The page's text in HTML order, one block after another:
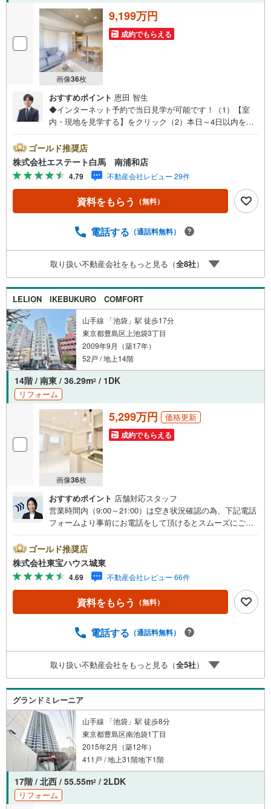
画像36枚
9,199万円
成約でもらえる
おすすめポイント 恩田 智生
◆インターネット予約で当日見学が可能です！（1）【室
内・現地を見学する】をクリック（2）本日～4日以内をご
ください。◆10:00～21:00はお電話でのお問い合わせがス
ムーズです。●駅徒歩約7分・南西×南東角部屋●ペットと一
緒に暮らせます（細則有）●2026年7月リノベーション完成
【Yahoo！ 不動産キャンペーン対象店舗です】 当店で物
件を成約するとPayPayボーナスをプレゼント！◆エステー
ト白馬の5大サポート◆1.FP相談サポート社外のファイナ
ービス新築住宅は2年、中古住宅は半年の設備修理サービス
士同行サービス目視検査やリフォーム費用をお伝えするな
どの無料サービス5.お引渡し後もしっかりサポートCSサポ
ート室がお引渡し後のお悩みもしっかりサポートします
ゴールド推奨店
株式会社エステート白馬 南浦和店
4.79 不動産会社レビュー 29件
資料をもらう （無料）
電話する （通話料無料）
取り扱い不動産会社をもっと見る（全8社）
LELION IKEBUKURO COMFORT
山手線 「池袋」駅 徒歩17分
東京都豊島区上池袋3丁目
2009年9月（築17年）
52戸 / 地上14階
14階 / 南東 / 36.29m2 / 1DK
リフォーム
画像36枚
5,299万円 価格更新
成約でもらえる
おすすめポイント 店舗対応スタッフ
営業時間内（9:00～21:00）は空き状況確認の為、下記電話
フォームより事前にお電話をして頂けるとスムーズにご案
カレンダーの作成▽ご購入後もお客様の人生のパートナー
として暮らしの「安心」を守り続けます。【Yahoo！ 不動
産キャンペーン対象店舗】当店で物件を成約するとPayPay
ボーナスライトがもらえる「Yahoo！ 不動産 物件ご成約キ
ャンペーン」の対象になります。「資料をもらう」「見学
予約をする」ボタンからお問い合わせください。※必ずYah
スライトは出金と譲渡はできません。ご案内・詳細な資料
（諸費用もOK）お気軽にお問い合わせください。
ゴールド推奨店
株式会社東宝ハウス城東
4.69 不動産会社レビュー 66件
資料をもらう （無料）
電話する （通話料無料）
取り扱い不動産会社をもっと見る（全5社）
グランドミレーニア
山手線 「池袋」駅 徒歩8分
東京都豊島区南池袋1丁目
2015年2月（築12年）
411戸 / 地上31階地下1階
17階 / 北西 / 55.55m2 / 2LDK
リフォーム